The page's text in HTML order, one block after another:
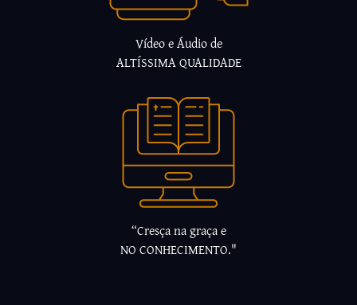
Vídeo e Áudio de
ALTÍSSIMA QUALIDADE
“Cresça na graça e
NO CONHECIMENTO."